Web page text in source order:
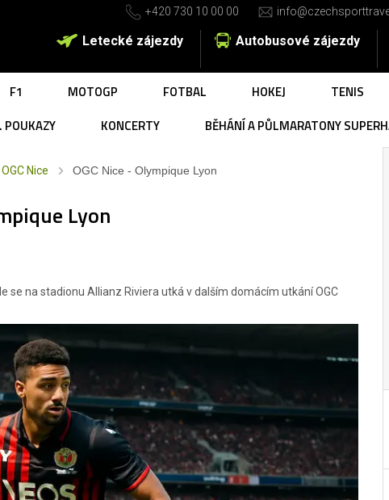
+420 730 10 00 00
Letecké zájezdy Autobusové zájezdy
F1 MOTOGP FOTBAL HOKEJ TENIS
POUKAZY KONCERTY BĚHÁNÍ A PŮLMARATONY
OGC Nice OGC Nice - Olympique Lyon
Lyon
se na stadionu Allianz Riviera utká v dalším domácím utkání OGC